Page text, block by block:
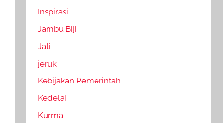
Inspirasi
Jambu Biji
Jati
jeruk
Kebijakan Pemerintah
Kedelai
Kurma